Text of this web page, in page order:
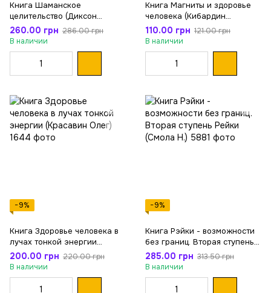
Книга Шаманское
целительство (Диксон
Олард)
260.00 грн 286.00 грн
В наличии
Книга Магниты и здоровье
человека (Кибардин
Геннадий)
110.00 грн 121.00 грн
В наличии
−9%
Книга Здоровье человека в
лучах тонкой энергии
(Красавин Олег)
200.00 грн 220.00 грн
В наличии
−9%
Книга Рэйки - возможности
без границ. Вторая ступень
Рейки (Смола Н.)
285.00 грн 313.50 грн
В наличии